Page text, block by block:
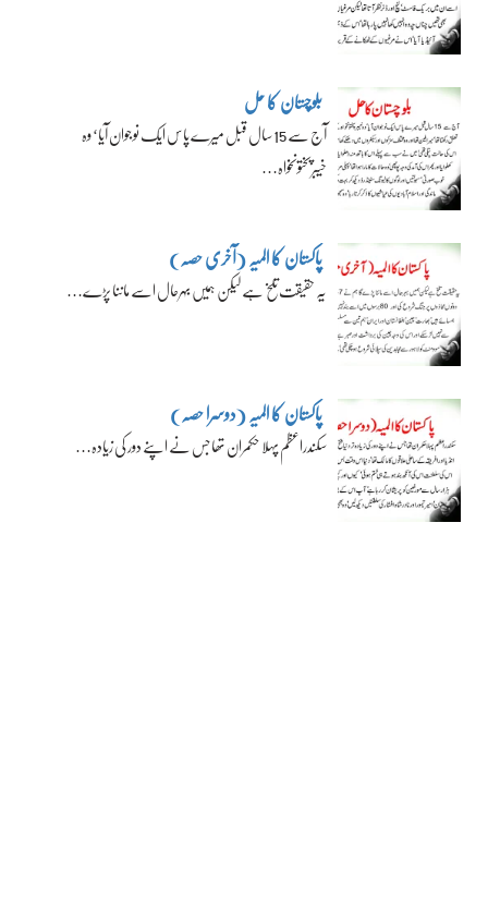
بلوچستان کا حل
آج سے 15 سال قبل میرے پاس ایک نوجوان آیا‘ وہ
خیبرپختونخواہ…
پاکستان کا المیہ (آخری حصہ)
یہ حقیقت تلخ ہے لیکن ہمیں بہرحال اسے ماننا پڑے…
پاکستان کا المیہ (دوسرا حصہ)
سکندراعظم پہلا حکمران تھا جس نے اپنے دور کی زیادہ…